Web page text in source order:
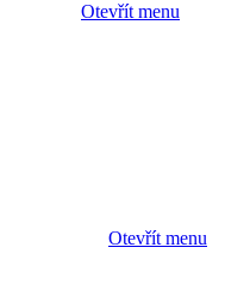
Otevřít menu
Otevřít menu